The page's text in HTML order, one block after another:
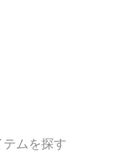
テムを探す